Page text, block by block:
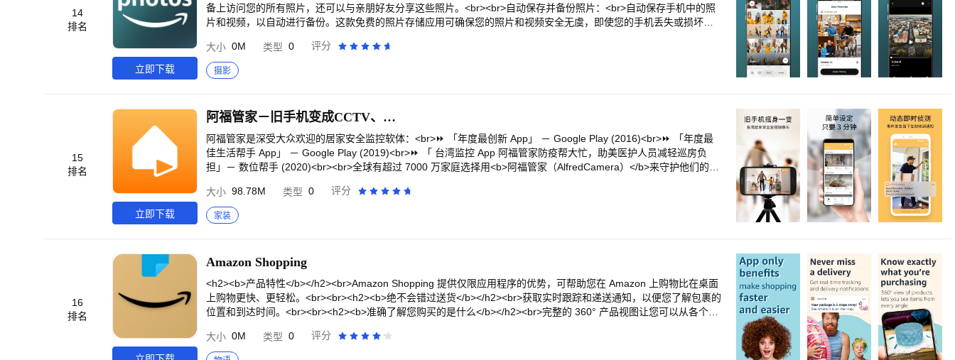
14
排名
立即下载
备上访问您的所有照片，还可以与亲朋好友分享这些照片。<br><br>自动保存并备份照片：<br>自动保存手机中的照
片和视频，以自动进行备份。这款免费的照片存储应用可确保您的照片和视频安全无虞，即使您的手机丢失或损坏也
过任意设备访问照片：<br>将照片保存到 Amazon Photos 之后，即可通过几乎任何设备访问这些照片。现在，您终于
可以把旧笔记本电脑、手机和台式机里的所有照片都集中存储到一个安全的地方。<br><br>功能：<br>- 自动保存照
片，以轻松实现备份并释放设备的存储空间；<br>- 借助 Amazon 安全地备份您的照片和视频；<br>- 通过 SMS、电
款免费的在线存储应用可以让您直接通过手机上传、查看并共享您的重要照片。
大小 0M 类型 0 评分
摄影
15
排名
立即下载
阿福管家－旧手机变成CCTV、居家防护、安全监控、宠物摄影机
阿福管家是深受大众欢迎的居家安全监控软体：<br>⏩ 「年度最创新 App」 － Google Play (2016)<br>⏩ 「年度最
佳生活帮手 App」 － Google Play (2019)<br>⏩ 「 台湾监控 App 阿福管家防疫帮大忙，助美医护人员减轻巡房负
担」－ 数位帮手 (2020)<br><br>全球有超过 7000 万家庭选择用<b>阿福管家（AlfredCamera）</b>来守护他们的居
尽情享受安心的生活！<br><br><b>实用省钱又环保，安全监控免烦恼</b><br>全球超过<b>4000 万个家庭</b>使用<
b>阿福管家</b>来保护他们的家。我们是多人下载、评价高的免费手机监视器 App！<br><br><b>旧手机可以拿来做
什么呢？</b><br>许多人都把旧手机放在抽屉里生灰尘。下载安装阿福管家只要三分钟，让您的旧手机立刻败部复
累积超过数十万。请把购买监视器或请保全的钱省下来，因为您值得更好的选择！<br><br>立即下载阿福管家，体验
远端监控现场画面、动态防盗警报、双向语音对讲机、以及无限量的影片储存空间等多项实用功能。最重要的是，上
述功能“完全免费”！<br><br><b>设定超简单</b><br>传统监视器受限于复杂线路与繁琐设置过程，安装起来十分费
神。只要在手机上下载阿福管家，安装方式自由不受限，新增、移除远端监视器随心所欲，三分钟内轻松搞定。<br><
不像传统监视器只能摆放在一个固定地点，下载阿福管家后，您的旧手机想怎么放，就怎么放。挥洒创意，DIY 自制
远端监视器不求人！<br><br><b>功能超齐全</b><br>• 支援无限装置<br>您可以在门口、卧室、小孩房．．．都放一
大小 98.78M 类型 0 评分
家装
16
排名
Amazon Shopping
<h2><b>产品特性</b></h2><br>Amazon Shopping 提供仅限应用程序的优势，可帮助您在 Amazon 上购物比在桌面
上购物更快、更轻松。<br><br><h2><b>绝不会错过送货</b></h2><br>获取实时跟踪和递送通知，以便您了解包裹的
位置和到达时间。<br><br><h2><b>准确了解您购买的是什么</b></h2><br>完整的 360° 产品视图让您可以从各个角
br><h2><b>我们会在商品开始销售时通知您</b></h2><br>只需点击心形图标即可将商品保存到您的列表中，我们会
提醒您降价，以免您错过任何优惠。<br><br><h2><b>永远不要忘记您的密码</b></h2><br>通过保持安全登录来节省
大小 0M 类型 0 评分